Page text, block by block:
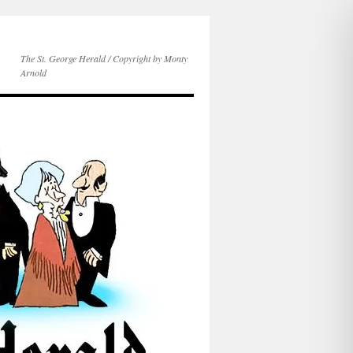
The St. George Herald / Copyright by Monty
Arnold